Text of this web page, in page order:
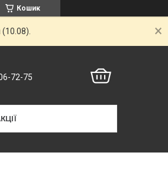
Кошик
72-75